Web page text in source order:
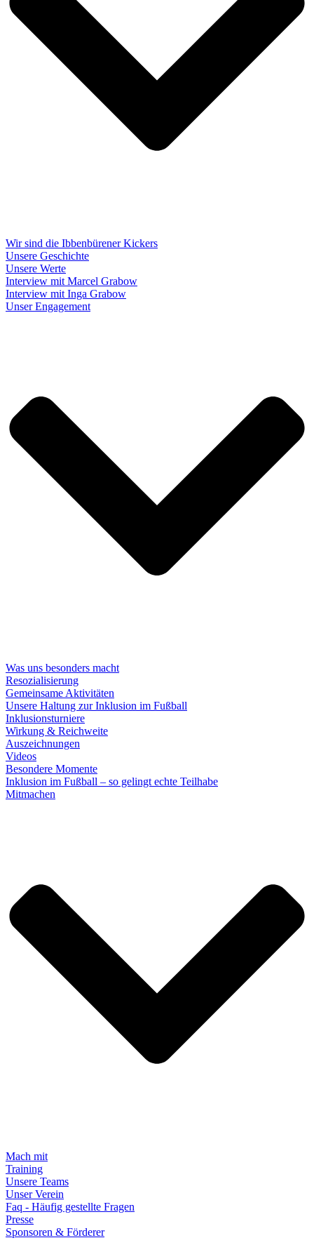
Wir sind die Ibbenbürener Kickers
Unsere Geschichte
Unsere Werte
Interview mit Marcel Grabow
Interview mit Inga Grabow
Unser Engagement
Was uns besonders macht
Resozialisierung
Gemeinsame Aktivitäten
Unsere Haltung zur Inklusion im Fußball
Inklusionsturniere
Wirkung & Reichweite
Auszeichnungen
Videos
Besondere Momente
Inklusion im Fußball – so gelingt echte Teilhabe
Mitmachen
Mach mit
Training
Unsere Teams
Unser Verein
Faq - Häufig gestellte Fragen
Presse
Sponsoren & Förderer